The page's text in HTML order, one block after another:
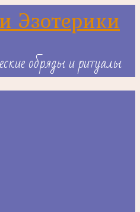
Эзотерики
обряды и ритуалы